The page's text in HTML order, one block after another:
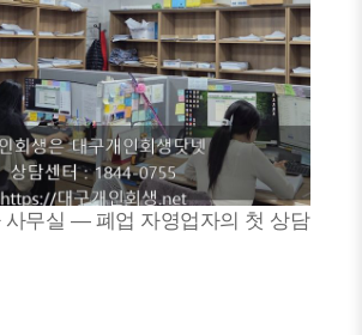
사무실 — 폐업 자영업자의 첫 상담